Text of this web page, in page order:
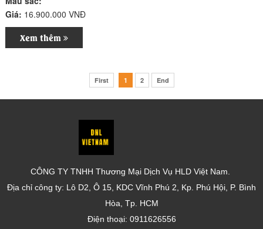
Giá: 16.900.000 VNĐ
Xem thêm
First 1 2 End
CÔNG TY TNHH Thương Mại Dịch Vụ HLD Việt Nam.
Địa chỉ công ty: Lô D2, Ô 15, KDC Vĩnh Phú 2, Kp. Phú Hội, P. Bình
Hòa, Tp. HCM
Điện thoại: 0911626556